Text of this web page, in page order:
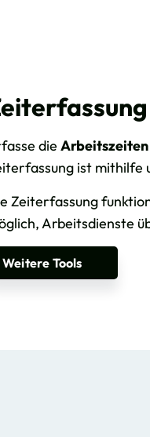
die Arbeitszeiten
ist mithilfe
Zeiterfassung
Arbeitsdienste
Weitere Tools